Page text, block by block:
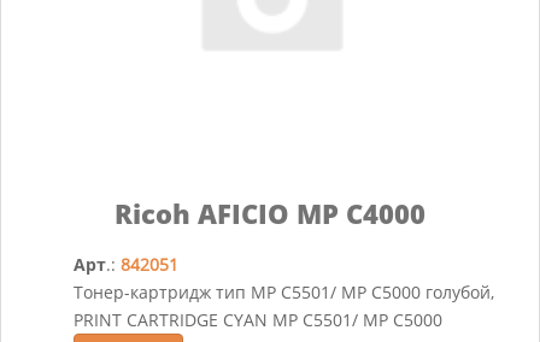
Ricoh AFICIO MP C4000
Арт.: 842051
Тонер-картридж тип MP C5501/ MP C5000 голубой,
PRINT CARTRIDGE CYAN MP C5501/ MP C5000